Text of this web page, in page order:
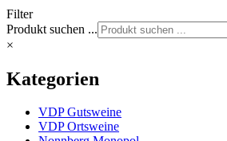
Filter
Produkt suchen ...
×
Kategorien
VDP Gutsweine
VDP Ortsweine